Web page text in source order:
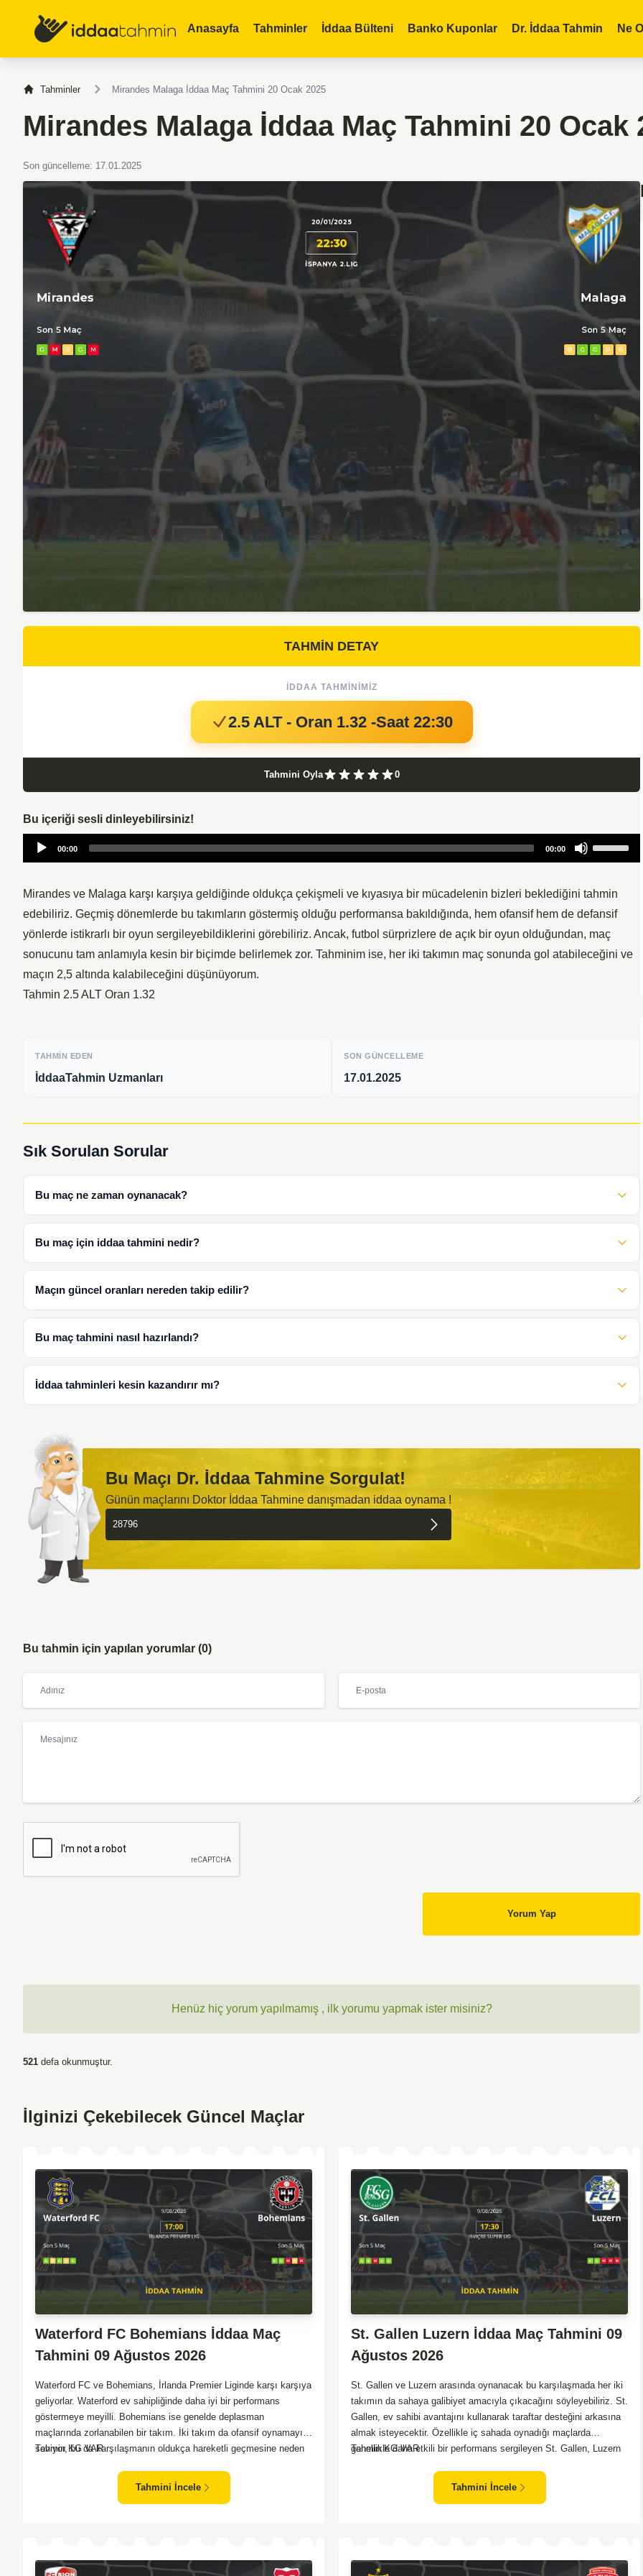
Anasayfa Tahminler İddaa Bülteni Banko Kuponlar Dr. İddaa Tahmin Ne
Tahminler Mirandes Malaga İddaa Maç Tahmini 20 Ocak 2025
Mirandes Malaga İddaa Maç Tahmini 20 Ocak
Son güncelleme: 17.01.2025
TAHMİN DETAY
İDDAA TAHMINIMIZ
2.5 ALT - Oran 1.32 -Saat 22:30
Tahmini Oyla 0
Bu içeriği sesli dinleyebilirsiniz!
Audio
00:00 00:00
keys
to
decrease
Mirandes ve Malaga karşı karşıya geldiğinde oldukça çekişmeli ve kıyasıya bir mücadelenin bizleri beklediğini tahmin
edebiliriz. Geçmiş dönemlerde bu takımların göstermiş olduğu performansa bakıldığında, hem ofansif hem de defansif
yönlerde istikrarlı bir oyun sergileyebildiklerini görebiliriz. Ancak, futbol sürprizlere de açık bir oyun olduğundan, maç
sonucunu tam anlamıyla kesin bir biçimde belirlemek zor. Tahminim ise, her iki takımın maç sonunda gol atabileceğini ve
maçın 2,5 altında kalabileceğini düşünüyorum.
Tahmin 2.5 ALT Oran 1.32
TAHMIN EDEN
İddaaTahmin Uzmanları
SON GÜNCELLEME
17.01.2025
Sık Sorulan Sorular
Bu maç ne zaman oynanacak?
Bu maç için iddaa tahmini nedir?
Maçın güncel oranları nereden takip edilir?
Bu maç tahmini nasıl hazırlandı?
İddaa tahminleri kesin kazandırır mı?
Bu Maçı Dr. İddaa Tahmine Sorgulat!
Günün maçlarını Doktor İddaa Tahmine danışmadan iddaa oynama !
Bu tahmin için yapılan yorumlar (0)
Yorum Yap
Henüz hiç yorum yapılmamış , ilk yorumu yapmak ister misiniz?
521 defa okunmuştur.
İlginizi Çekebilecek Güncel Maçlar
Waterford FC Bohemians İddaa Maç
Tahmini 09 Ağustos 2026
Waterford FC ve Bohemians, İrlanda Premier Liginde karşı karşıya
geliyorlar. Waterford ev sahipliğinde daha iyi bir performans
göstermeye meyilli. Bohemians ise genelde deplasman
maçlarında zorlanabilen bir takım. İki takım da ofansif oynamayı
seviyor, bu da karşılaşmanın oldukça hareketli geçmesine neden
gözüküyor. Karşılıklı goller izleyebiliriz.
Tahmin KG VAR
Tahmini İncele
St. Gallen Luzern İddaa Maç Tahmini 09
Ağustos 2026
St. Gallen ve Luzern arasında oynanacak bu karşılaşmada her iki
takımın da sahaya galibiyet amacıyla çıkacağını söyleyebiliriz. St.
Gallen, ev sahibi avantajını kullanarak taraftar desteğini arkasına
almak isteyecektir. Özellikle iç sahada oynadığı maçlarda
genellikle daha etkili bir performans sergileyen St. Gallen, Luzern
deplasman performansları ile dikkat çekse de kadro derinliği
etkinlik belirleyici olacaktır.
Tahmin KG VAR
Tahmini İncele